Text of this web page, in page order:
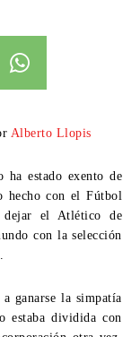
Alberto Llopis
ha estado exento de
hecho con el Fútbol
dejar el Atlético de
con la selección
ganarse la simpatía
estaba dividida con